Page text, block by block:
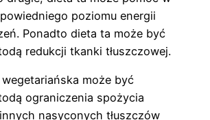
poziomu energii
Ponadto dieta ta może być
redukcji tkanki tłuszczowej.
może być
ograniczenia spożycia
nasyconych tłuszczów